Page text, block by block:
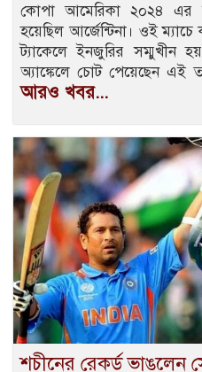
কোপা আমেরিকা ২০২৪ এর
হয়েছিল আর্জেন্টিনা। ওই ম্যাচে
ট্যাকেলে ইনজুরির সম্মুখীন
অ্যাঙ্কেলে চোট পেয়েছেন
আরও খবর...
শচীনের রেকর্ড ভাঙলেন